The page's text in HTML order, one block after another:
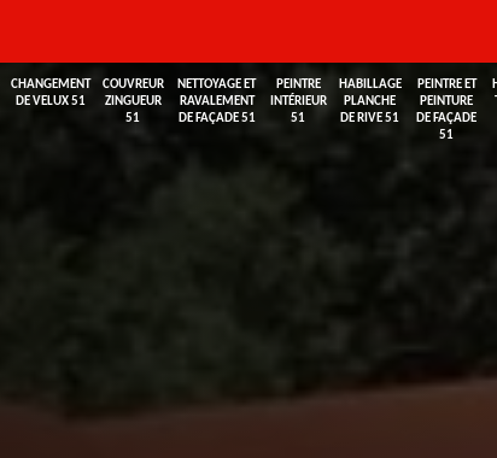
CHANGEMENT
DE VELUX 51
COUVREUR
ZINGUEUR
51
NETTOYAGE ET
RAVALEMENT
DE FAÇADE 51
PEINTRE
INTÉRIEUR
51
HABILLAGE
PLANCHE
DE RIVE 51
PEINTRE ET
PEINTURE
DE FAÇADE
51